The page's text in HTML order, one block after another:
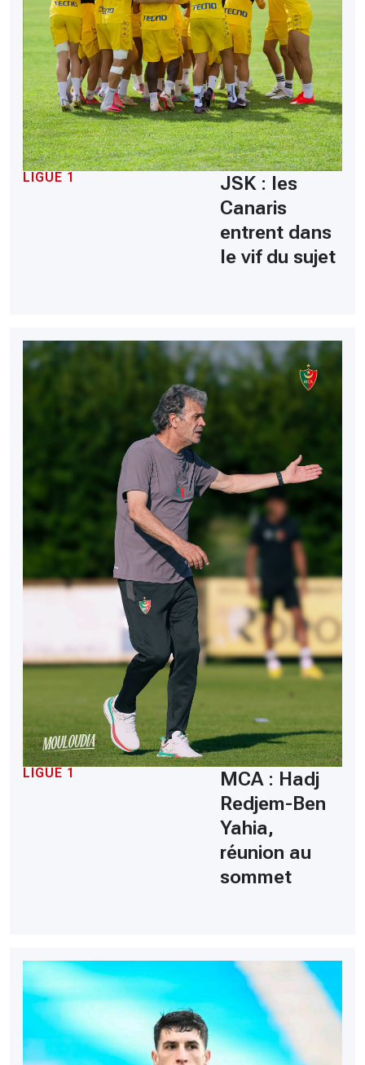
LIGUE 1
JSK : les
Canaris
entrent dans
le vif du sujet
LIGUE 1
MCA : Hadj
Redjem-Ben
Yahia,
réunion au
sommet